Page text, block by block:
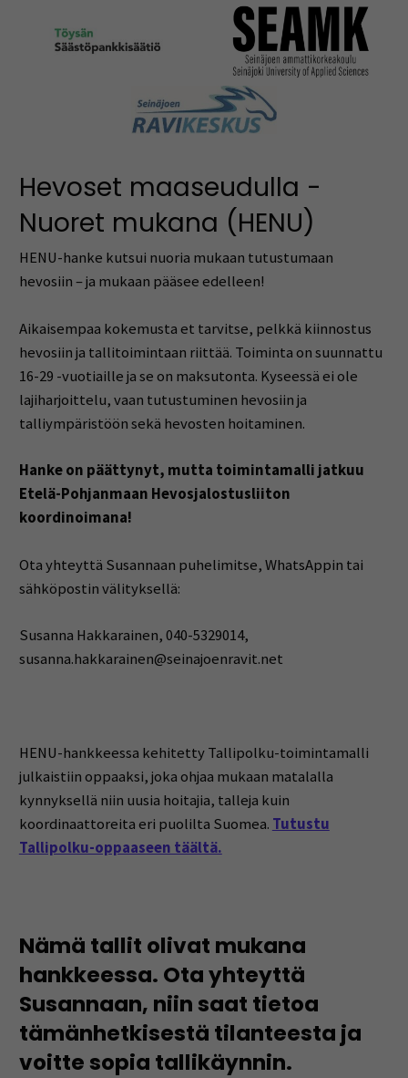
Hevoset maaseudulla -
Nuoret mukana (HENU)
HENU-hanke kutsui nuoria mukaan tutustumaan
hevosiin – ja mukaan pääsee edelleen!
Aikaisempaa kokemusta et tarvitse, pelkkä kiinnostus
hevosiin ja tallitoimintaan riittää. Toiminta on suunnattu
16-29 -vuotiaille ja se on maksutonta. Kyseessä ei ole
lajiharjoittelu, vaan tutustuminen hevosiin ja
talliympäristöön sekä hevosten hoitaminen.
Hanke on päättynyt, mutta toimintamalli jatkuu
Etelä-Pohjanmaan Hevosjalostusliiton
koordinoimana!
Ota yhteyttä Susannaan puhelimitse, WhatsAppin tai
sähköpostin välityksellä:
Susanna Hakkarainen, 040-5329014,
susanna.hakkarainen@seinajoenravit.net
HENU-hankkeessa kehitetty Tallipolku-toimintamalli
julkaistiin oppaaksi, joka ohjaa mukaan matalalla
kynnyksellä niin uusia hoitajia, talleja kuin
koordinaattoreita eri puolilta Suomea. Tutustu
Tallipolku-oppaaseen täältä.
Nämä tallit olivat mukana
hankkeessa. Ota yhteyttä
Susannaan, niin saat tietoa
tämänhetkisestä tilanteesta ja
voitte sopia tallikäynnin.